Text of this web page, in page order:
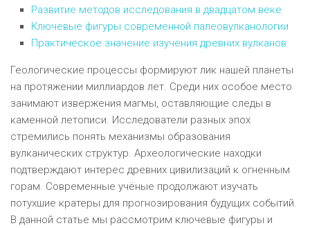
Развитие методов исследования в двадцатом веке
Ключевые фигуры современной палеовулканологии
Практическое значение изучения древних вулканов
Геологические процессы формируют лик нашей планеты
на протяжении миллиардов лет. Среди них особое место
занимают извержения магмы, оставляющие следы в
каменной летописи. Исследователи разных эпох
стремились понять механизмы образования
вулканических структур. Археологические находки
подтверждают интерес древних цивилизаций к огненным
горам. Современные учёные продолжают изучать
потухшие кратеры для прогнозирования будущих событий.
В данной статье мы рассмотрим ключевые фигуры и